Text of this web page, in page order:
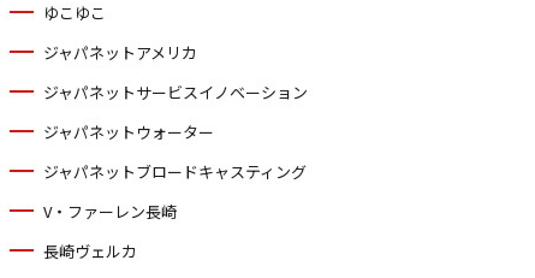
ゆこゆこ
ジャパネットアメリカ
ジャパネットサービスイノベーション
ジャパネットウォーター
ジャパネットブロードキャスティング
V・ファーレン長崎
長崎ヴェルカ